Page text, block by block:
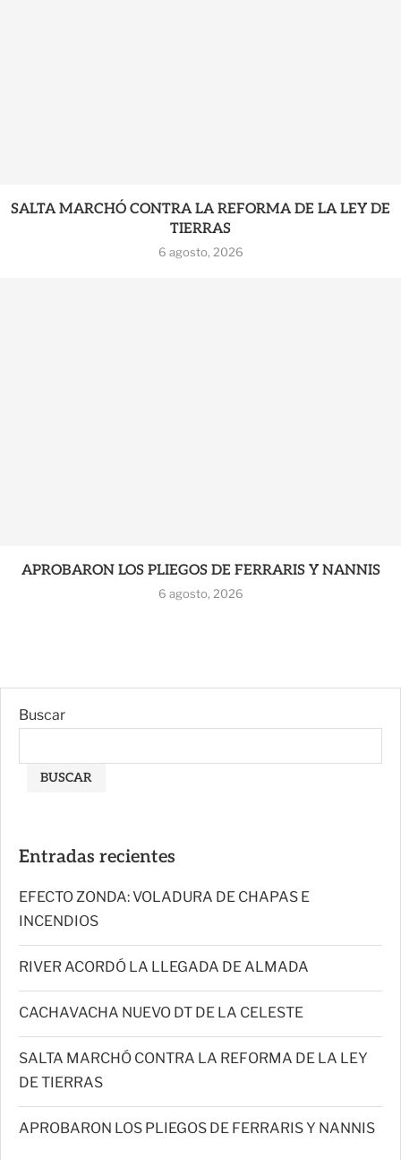
SALTA MARCHÓ CONTRA LA REFORMA DE LA LEY DE
TIERRAS
6 agosto, 2026
APROBARON LOS PLIEGOS DE FERRARIS Y NANNIS
6 agosto, 2026
Buscar
BUSCAR
Entradas recientes
EFECTO ZONDA: VOLADURA DE CHAPAS E
INCENDIOS
RIVER ACORDÓ LA LLEGADA DE ALMADA
CACHAVACHA NUEVO DT DE LA CELESTE
SALTA MARCHÓ CONTRA LA REFORMA DE LA LEY
DE TIERRAS
APROBARON LOS PLIEGOS DE FERRARIS Y NANNIS